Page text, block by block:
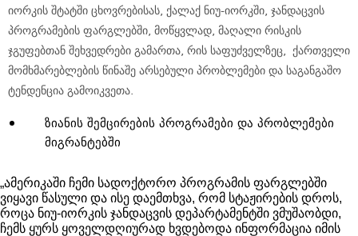
იორკის შტატში ცხოვრებისას, ქალაქ ნიუ-იორკში, ჯანდაცვის
პროგრამების ფარგლებში, მოწყვლად, მაღალი რისკის
ჯგუფებთან შეხვედრები გამართა, რის საფუძველზეც, ქართველი
მომხმარებლების წინაშე არსებული პრობლემები და საგანგაშო
ტენდენცია გამოიკვეთა.
ზიანის შემცირების პროგრამები და პრობლემები
მიგრანტებში
„ამერიკაში ჩემი სადოქტორო პროგრამის ფარგლებში
ვიყავი წასული და ისე დაემთხვა, რომ სტაჟირების დროს,
როცა ნიუ-იორკის ჯანდაცვის დეპარტამენტში ვმუშაობდი,
ჩემს ყურს ყოველდღიურად ხვდებოდა ინფორმაცია იმის